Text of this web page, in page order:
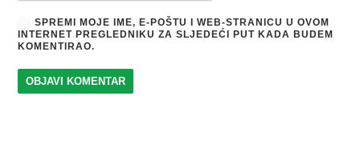
SPREMI MOJE IME, E-POŠTU I WEB-STRANICU U OVOM
INTERNET PREGLEDNIKU ZA SLJEDEĆI PUT KADA BUDEM
KOMENTIRAO.